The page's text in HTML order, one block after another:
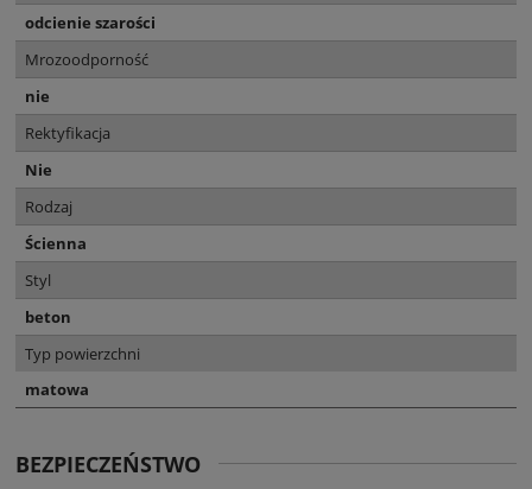
odcienie szarości
Mrozoodporność
nie
Rektyfikacja
Nie
Rodzaj
Ścienna
Styl
beton
Typ powierzchni
matowa
BEZPIECZEŃSTWO